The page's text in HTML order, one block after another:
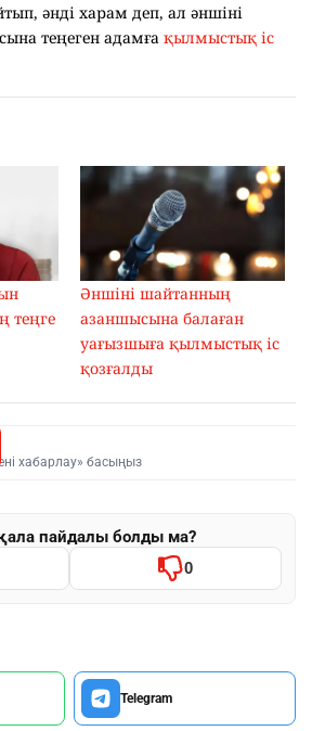
әнді харам деп, ал әншіні
теңеген адамға қылмыстық іс
теңге
Әншіні шайтанның
азаншысына балаған
уағызшыға қылмыстық іс
қозғалды
хабарлау» басыңыз
пайдалы болды ма?
0
Telegram